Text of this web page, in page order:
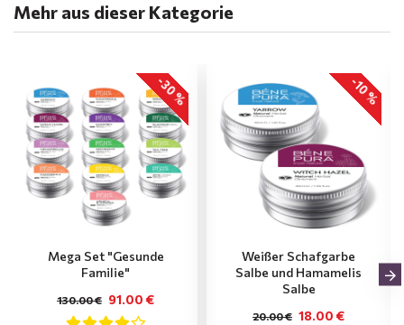
Mehr aus dieser Kategorie
-30 %
Mega Set "Gesunde
Familie"
91.00 €
130.00 €
-10 %
Weißer Schafgarbe
Salbe und Hamamelis
Salbe
18.00 €
20.00 €